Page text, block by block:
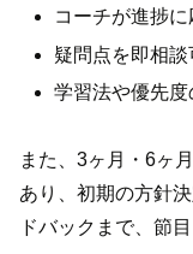
コーチが進捗
疑問点を即相談
学習法や優先
また、3ヶ月・6ヶ
あり、初期の方針
ドバックまで、節